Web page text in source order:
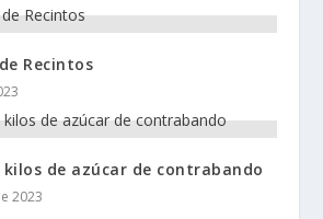
Recintos
kilos de azúcar de contrabando
2023